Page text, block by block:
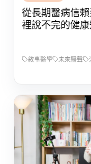
從長期醫病信
裡說不完的健
敘事醫學 未來醫聲